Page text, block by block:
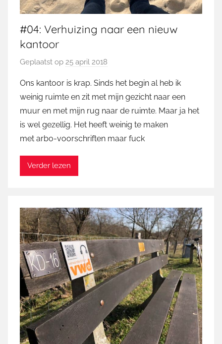
#04: Verhuizing naar een nieuw
kantoor
Geplaatst op 25 april 2018
o
r
M
a
r
Ons kantoor is krap. Sinds het begin al heb ik
weinig ruimte en zit met mijn gezicht naar een
muur en met mijn rug naar de ruimte. Maar ja het
is wel gezellig. Het heeft weinig te maken
met arbo-voorschriften maar fuck
Verder lezen